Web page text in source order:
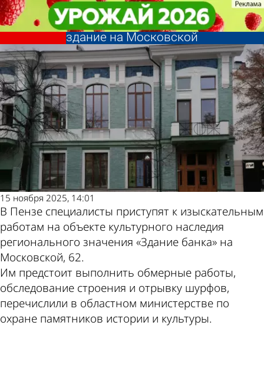
В Пензе собираются
отремонтировать историческое
здание на Московской
Культура
15 ноября 2025, 14:01
В Пензе специалисты приступят к изыскательным
работам на объекте культурного наследия
регионального значения «Здание банка» на
Московской, 62.
Им предстоит выполнить обмерные работы,
обследование строения и отрывку шурфов,
перечислили в областном министерстве по
охране памятников истории и культуры.
В Пензе собираются
отремонтировать историческое
здание на Московской
Культура
Другие новости по
теме
Погода и курсы
валют в Пензе